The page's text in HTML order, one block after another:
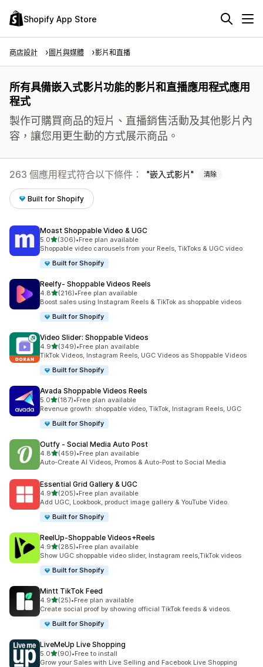
Shopify App Store
商店設計 圖片與媒體 影片和直播
所有具備嵌入式影片功能的影片和直播應用程式應用
程式
製作可購買商品的短片、直播銷售活動及其他影片內
容，讓您用更生動的方式展示商品。
263 個應用程式符合以下條件： 嵌入式影片 清除
Built for Shopify
Moast Shoppable Video & UGC
5.0滿分 5 顆星
(306)
共有 306 則評價
•Free plan available
Shoppable video carousels from your Reels, TikToks & UGC video
Built for Shopify
Reelfy‑ Shoppable Videos Reels
4.8滿分 5 顆星
(216)
共有 216 則評價
•Free plan available
Boost sales using Instagram Reels & TikTok as shoppable videos
Built for Shopify
Video Slider: Shoppable Videos
4.9滿分 5 顆星
(349)
共有 349 則評價
•Free plan available
TikTok Videos, Instagram Reels, UGC Videos as Shoppable Videos
Built for Shopify
Avada Shoppable Videos Reels
5.0滿分 5 顆星
(187)
共有 187 則評價
•Free plan available
Revenue growth: shoppable video, TikTok, Instagram Reels, UGC
Built for Shopify
Outfy ‑ Social Media Auto Post
4.8滿分 5 顆星
(459)
共有 459 則評價
•Free plan available
Auto-Create AI Videos, Promos & Auto-Post to Social Media
Essential Grid Gallery & UGC
4.9滿分 5 顆星
(205)
共有 205 則評價
•Free plan available
Add UGC, Lookbook, product image gallery & YouTube Video.
Built for Shopify
ReelUp‑Shoppable Videos+Reels
4.9滿分 5 顆星
(285)
共有 285 則評價
•Free plan available
Show UGC shoppable video slider, Instagram reels,TikTok videos
Built for Shopify
Mintt TikTok Feed
4.9滿分 5 顆星
(25)
共有 25 則評價
•Free plan available
Create social proof by showing official TikTok feeds & videos.
Built for Shopify
LiveMeUp Live Shopping
5.0滿分 5 顆星
(90)
共有 90 則評價
•Free to install
Grow your Sales with Live Selling and Facebook Live Shopping